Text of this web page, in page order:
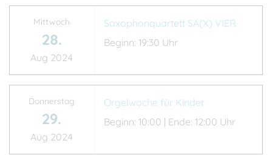
Mittwoch
28.
Aug 2024
Saxophonquartett SA(X) VIER
Beginn: 19:30 Uhr
Donnerstag
29.
Aug 2024
Orgelwoche für Kinder
Beginn: 10:00 | Ende: 12:00 Uhr